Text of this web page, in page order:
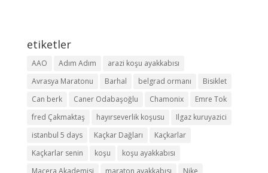
etiketler
AAO Adım Adım
arazi koşu ayakkabısı
Avrasya Maratonu
Barhal belgrad ormanı
Bisiklet
Can berk
Caner Odabaşoğlu Chamonix
Emre Tok
fred Çakmaktaş
hayırseverlik koşusu
Ilgaz kuruyazici
istanbul 5 days
Kaçkar Dağları
Kaçkarlar
Kaçkarlar senin
koşu
koşu ayakkabısı
Macera Akademisi
maraton ayakkabısı Nike